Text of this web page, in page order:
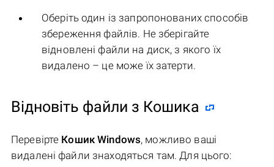
Оберіть один із запропонованих способів
збереження файлів. Не зберігайте
відновлені файли на диск, з якого їх
видалено – це може їх затерти.
Відновіть файли з Кошика
Перевірте Кошик Windows, можливо ваші
видалені файли знаходяться там. Для цього: